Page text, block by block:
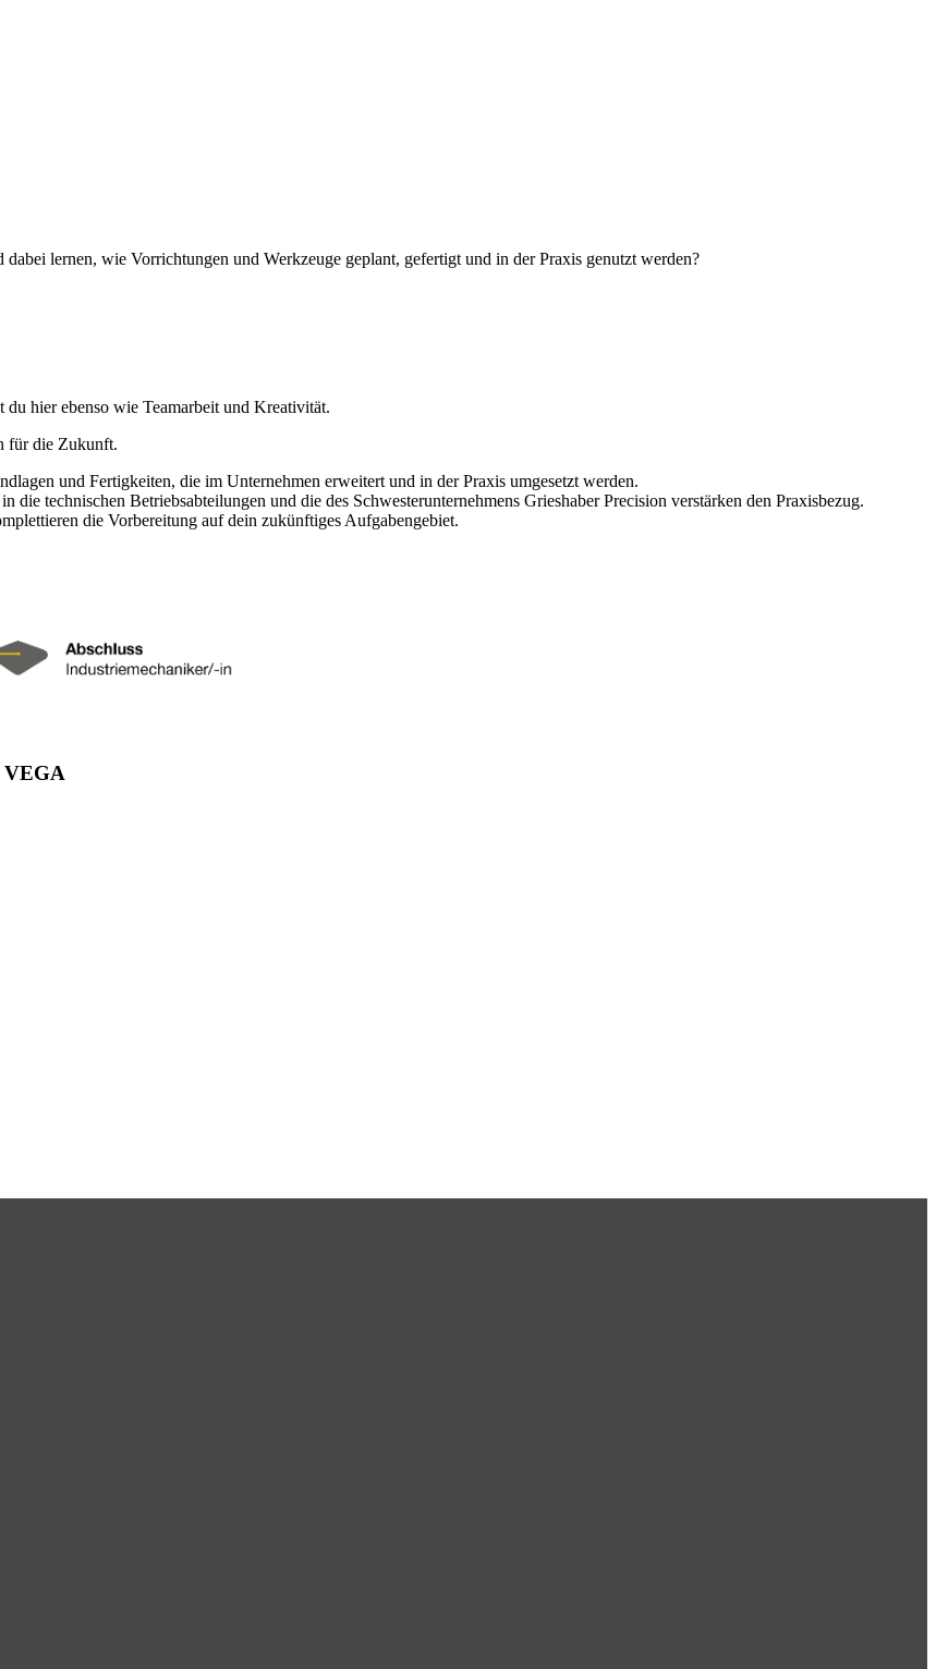
lernen, wie Vorrichtungen und Werkzeuge geplant, gefertigt und in der Praxis genutzt werden?
hier ebenso wie Teamarbeit und Kreativität.
für die Zukunft.
und Fertigkeiten, die im Unternehmen erweitert und in der Praxis umgesetzt werden.
technischen Betriebsabteilungen und die des Schwesterunternehmens Grieshaber Precision verstärken den Praxisbezug.
die Vorbereitung auf dein zukünftiges Aufgabengebiet.
VEGA